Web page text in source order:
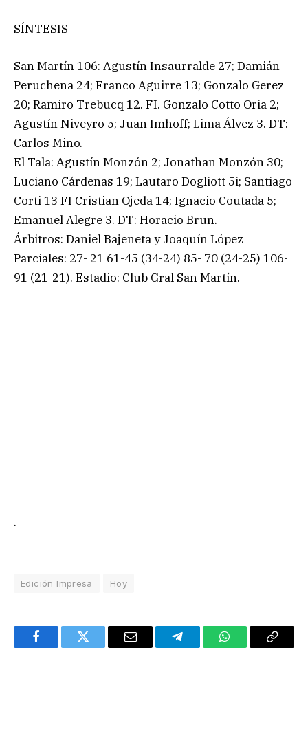
SÍNTESIS
San Martín 106: Agustín Insaurralde 27; Damián
Peruchena 24; Franco Aguirre 13; Gonzalo Gerez
20; Ramiro Trebucq 12. FI. Gonzalo Cotto Oria 2;
Agustín Niveyro 5; Juan Imhoff; Lima Álvez 3. DT:
Carlos Miño.
El Tala: Agustín Monzón 2; Jonathan Monzón 30;
Luciano Cárdenas 19; Lautaro Dogliott 5i; Santiago
Corti 13 FI Cristian Ojeda 14; Ignacio Coutada 5;
Emanuel Alegre 3. DT: Horacio Brun.
Árbitros: Daniel Bajeneta y Joaquín López
Parciales: 27- 21 61-45 (34-24) 85- 70 (24-25) 106-
91 (21-21). Estadio: Club Gral San Martín.
.
Edición Impresa Hoy
FacebookTwitter Email TelegramWhatsAppCopy